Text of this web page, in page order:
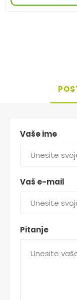
Vaše ime
Vaš e-mail
Pitanje